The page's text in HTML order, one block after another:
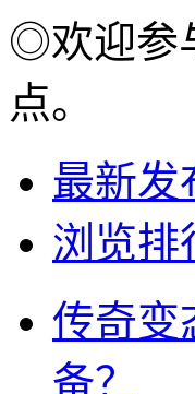
◎欢迎参
点。
最新发
浏览排
传奇变
备？